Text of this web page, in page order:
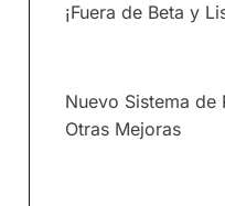
¡Fuera de Beta y
Nuevo Sistema de
Otras Mejoras